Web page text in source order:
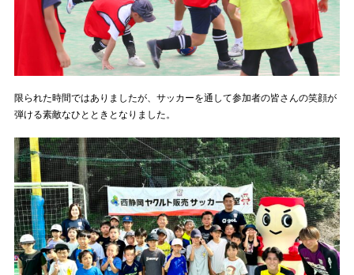
限られた時間ではありましたが、サッカーを通して参加者の皆さんの笑顔が
弾ける素敵なひとときとなりました。